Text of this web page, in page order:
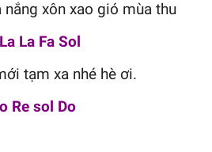
xôn xao gió mùa thu
La Fa Sol
tạm xa nhé hè ơi.
Re sol Do